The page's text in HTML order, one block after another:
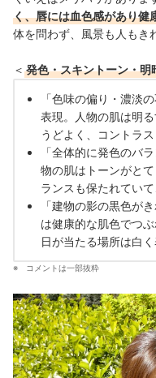
く、唇には血色感があり健
体を問わず、風景も人もき
＜ 発色・スキントーン・
「色味の偏り・濃淡
表現。人物の肌は明
うどよく、コントラス
「全体的に発色のバ
物の肌はトーンがと
ランスも保たれてい
「建物の影の黒色が
は健康的な肌色でつ
日が当たる場所は白
コメントは一部抜粋